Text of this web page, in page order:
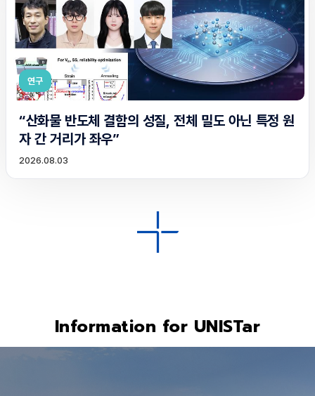
연구
“산화물 반도체 결함의 성질, 전체 밀도 아닌 특정 원
자 간 거리가 좌우”
2026.08.03
Information for UNISTar